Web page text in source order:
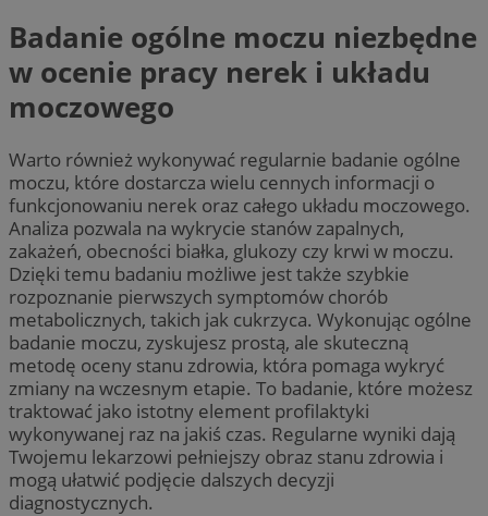
Badanie ogólne moczu niezbędne
w ocenie pracy nerek i układu
moczowego
Warto również wykonywać regularnie badanie ogólne
moczu, które dostarcza wielu cennych informacji o
funkcjonowaniu nerek oraz całego układu moczowego.
Analiza pozwala na wykrycie stanów zapalnych,
zakażeń, obecności białka, glukozy czy krwi w moczu.
Dzięki temu badaniu możliwe jest także szybkie
rozpoznanie pierwszych symptomów chorób
metabolicznych, takich jak cukrzyca. Wykonując ogólne
badanie moczu, zyskujesz prostą, ale skuteczną
metodę oceny stanu zdrowia, która pomaga wykryć
zmiany na wczesnym etapie. To badanie, które możesz
traktować jako istotny element profilaktyki
wykonywanej raz na jakiś czas. Regularne wyniki dają
Twojemu lekarzowi pełniejszy obraz stanu zdrowia i
mogą ułatwić podjęcie dalszych decyzji
diagnostycznych.